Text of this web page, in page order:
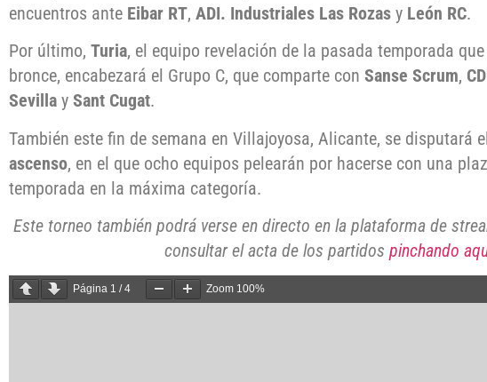
encuentros ante Eibar RT, ADI. Industriales Las Rozas y León RC.
Por último, Turia, el equipo revelación de la pasada temporada
bronce, encabezará el Grupo C, que comparte con Sanse Scrum,
Sevilla y Sant Cugat.
También este fin de semana en Villajoyosa, Alicante, se disputará el
ascenso, en el que ocho equipos pelearán por hacerse con una
temporada en la máxima categoría.
Este torneo también podrá verse en directo en la plataforma de
consultar el acta de los partidos pinchando
Página 1 /4 Zoom 100%